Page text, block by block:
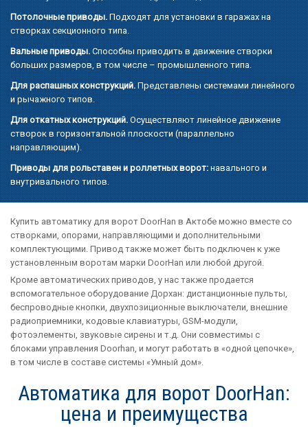
Потолочные приводы.Подходят для установки в гаражах на
створках секционного типа.
Вальные приводы.Способны приводить в движение створки
больших размеров, в том числе – промышленного типа.
Для распашных конструкций.Представлены системами линейного
и рычажного типов.
Для откатных конструкций.Осуществляют линейное движение
створок в горизонтальной плоскости (параллельно
направляющим).
Приводы для рольставен и роллетных ворот:навального и
внутривального типов.
Купить автоматику для ворот DoorHan в Актобе можно вместе со
створками, опорами, направляющими и дополнительными
комплектующими. Привод также может быть подключен к уже
установленным воротам марки DoorHan или любой другой.
Кроме автоматических приводов, у нас также продается
вспомогательное оборудование Дорхан: дистанционные пульты,
беспроводные кнопки, двухпозиционные выключатели, внешние
радиоприемники, кодовые клавиатуры, GSM-модули,
фотоэлементы, звуковые сирены и т.д. Они совместимы с
блоками управления Doorhan, и могут работать в «одной цепочке»,
в том числе в составе системы «Умный дом».
Автоматика для ворот DoorHan:
цена и преимущества